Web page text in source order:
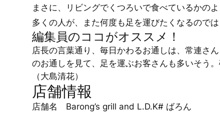
まさに、リビングでくつろいで食べているかの
多くの人が、また何度も足を運びたくなるのでは
編集員のココがオススメ！
店長の言葉通り、毎日かわるお通しは、常連さ
のお通しを見て、足を運ぶお客さんも多いそう
（大島清花）
店舗情報
店舗名
Barong’s grill and L.D.K# ばろん